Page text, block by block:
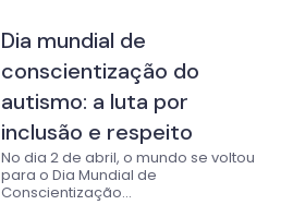
Dia mundial de
conscientização do
autismo: a luta por
inclusão e respeito
No dia 2 de abril, o mundo se voltou
para o Dia Mundial de
Conscientização...